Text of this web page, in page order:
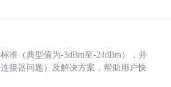
准（典型值为-3dBm至-24dBm），并
接器问题）及解决方案，帮助用户快